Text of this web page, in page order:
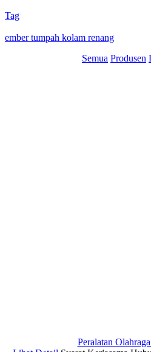
Tag
ember tumpah kolam renang
Semua Produsen
Peralatan